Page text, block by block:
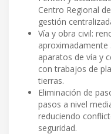
Centro Regional
gestión
Vía y obra civil:
aproximadamente
aparatos de vía y
con trabajos de
tierras.
Eliminación de
pasos a nivel
reduciendo
seguridad.